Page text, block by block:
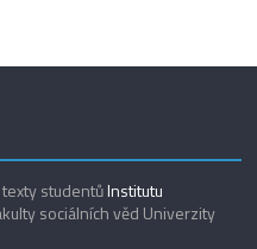
texty studentůInstitutu
sociálních věd Univerzity